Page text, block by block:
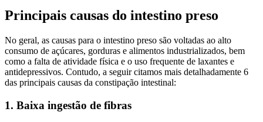
Principais causas do intestino preso
No geral, as causas para o intestino preso são voltadas ao alto
consumo de açúcares, gorduras e alimentos industrializados, bem
como a falta de atividade física e o uso frequente de laxantes e
antidepressivos. Contudo, a seguir citamos mais detalhadamente 6
das principais causas da constipação intestinal:
1. Baixa ingestão de fibras